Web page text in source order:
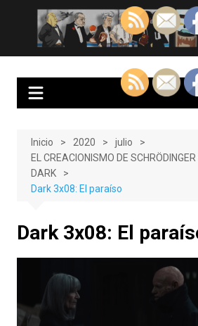
contenido
Crítica cinematográfica y audiovisual.
Inicio 2020
julio
EL CREACIONISMO DE
DARK
Dark 3x08: El paraíso
Dark 3x08: El